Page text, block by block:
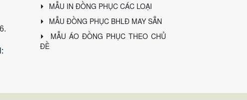
MẪU IN ĐỒNG PHỤC CÁC LOẠI
MẪU ĐỒNG PHỤC BHLĐ MAY SẴN
MẪU ÁO ĐỒNG PHỤC THEO CHỦ
ĐỀ